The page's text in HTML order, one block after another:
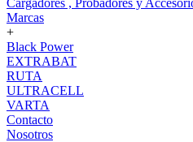
Cargadores , Probadores y
Marcas
+
Black Power
EXTRABAT
RUTA
ULTRACELL
VARTA
Contacto
Nosotros